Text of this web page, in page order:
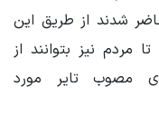
شدند از طریق این
مردم نیز بتوانند از
مصوب تایر مورد